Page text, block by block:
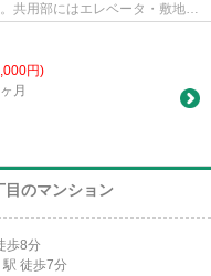
共用部にはエレベータ・敷地内
円)
月
目のマンション
歩8分
駅 徒歩7分